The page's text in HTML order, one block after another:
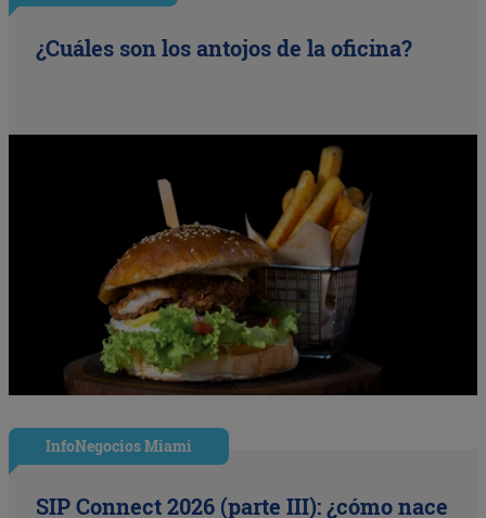
¿Cuáles son los antojos de la oficina?
InfoNegocios Miami
SIP Connect 2026 (parte III): ¿cómo nace